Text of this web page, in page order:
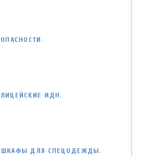
ИДН.
ШКАФЫ ДЛЯ СПЕЦОДЕЖДЫ.